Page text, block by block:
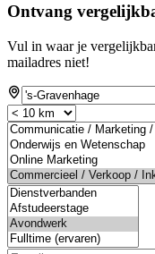
Ontvang
Vul in waar je
mailadres niet!